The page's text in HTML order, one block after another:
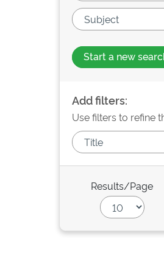
Start a new
Add filters:
Use filters to refine
Results/Page